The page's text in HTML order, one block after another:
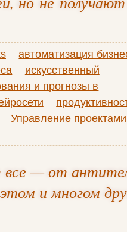
автоматизация
искусственный
и прогнозы в
Управление проектами
— от
и многом